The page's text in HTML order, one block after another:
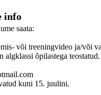
info
saata:
või treeningvideo ja/või
algklassi õpilastega teostatud.
kuni 15. juulini.